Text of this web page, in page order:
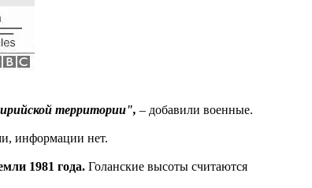
территории", – добавили военные.
информации нет.
1981 года. Голанские высоты считаются